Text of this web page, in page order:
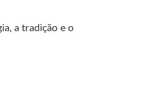
a tradição e o